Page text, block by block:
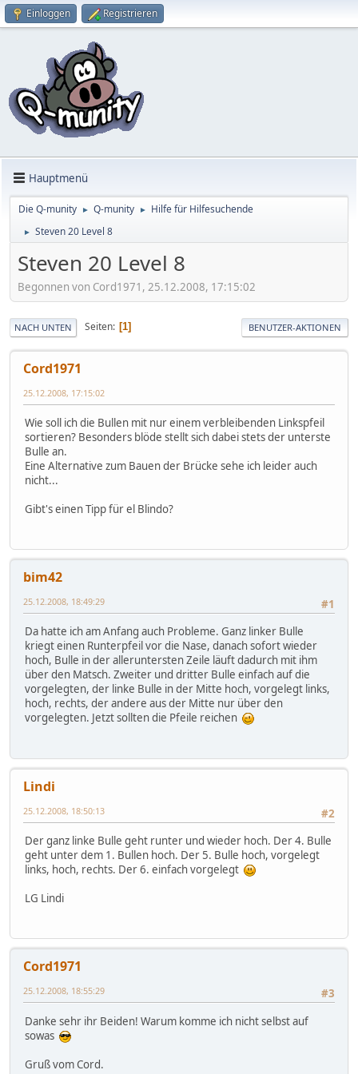
Einloggen Registrieren
Hauptmenü
Die Q-munity ► Q-munity ► Hilfe für Hilfesuchende
► Steven 20 Level 8
Steven 20 Level 8
Begonnen von Cord1971, 25.12.2008, 17:15:02
NACH UNTEN Seiten 1 BENUTZER-AKTIONEN
Cord1971
25.12.2008, 17:15:02
Wie soll ich die Bullen mit nur einem verbleibenden Linkspfeil
sortieren? Besonders blöde stellt sich dabei stets der unterste
Bulle an.
Eine Alternative zum Bauen der Brücke sehe ich leider auch
nicht...
Gibt's einen Tipp für el Blindo?
bim42
#1
25.12.2008, 18:49:29
Da hatte ich am Anfang auch Probleme. Ganz linker Bulle
kriegt einen Runterpfeil vor die Nase, danach sofort wieder
hoch, Bulle in der alleruntersten Zeile läuft dadurch mit ihm
über den Matsch. Zweiter und dritter Bulle einfach auf die
vorgelegten, der linke Bulle in der Mitte hoch, vorgelegt links,
hoch, rechts, der andere aus der Mitte nur über den
vorgelegten. Jetzt sollten die Pfeile reichen
Lindi
#2
25.12.2008, 18:50:13
Der ganz linke Bulle geht runter und wieder hoch. Der 4. Bulle
geht unter dem 1. Bullen hoch. Der 5. Bulle hoch, vorgelegt
links, hoch, rechts. Der 6. einfach vorgelegt
LG Lindi
Cord1971
#3
25.12.2008, 18:55:29
Danke sehr ihr Beiden! Warum komme ich nicht selbst auf
sowas
Gruß vom Cord.